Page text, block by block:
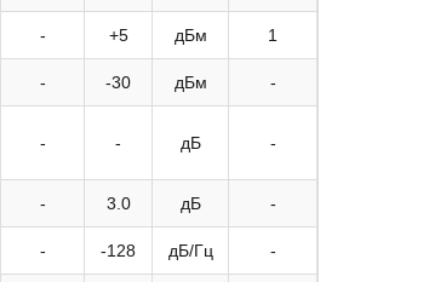
- +5 дБм 1
- -30 дБм -
- - дБ -
- 3.0 дБ -
- -128 дБ/Гц -